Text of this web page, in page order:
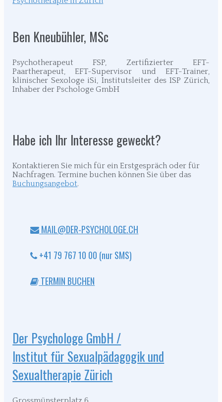
Ben Kneubühler, MSc
Psychotherapeut FSP, Zertifizierter EFT-
Paartherapeut, EFT-Supervisor und EFT-Trainer,
klinischer Sexologe iSi, Institutsleiter des ISP Zürich,
Inhaber der Pschologe GmbH
Habe ich Ihr Interesse geweckt?
Kontaktieren Sie mich für ein Erstgespräch oder für
Nachfragen. Termine buchen können Sie über das
Buchungsangebot.
MAIL@DER-PSYCHOLOGE.CH
+41 79 767 10 00 (nur SMS)
TERMIN BUCHEN
Der Psychologe GmbH /
Institut für Sexualpädagogik und
Sexualtherapie Zürich